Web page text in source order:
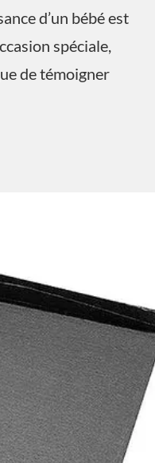
d’un bébé est
spéciale,
de témoigner